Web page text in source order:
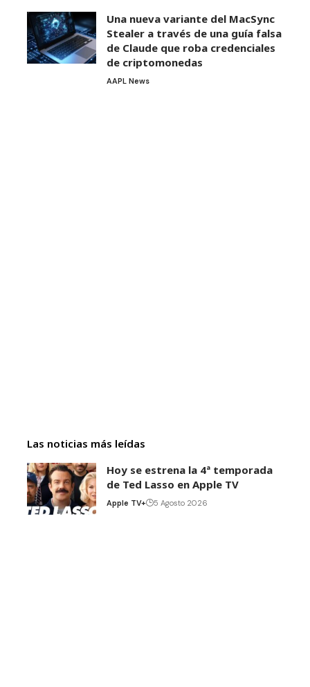
Una nueva variante del MacSync
Stealer a través de una guía falsa
de Claude que roba credenciales
de criptomonedas
AAPL News
Las noticias más leídas
Hoy se estrena la 4ª temporada
de Ted Lasso en Apple TV
Apple TV+ 5 Agosto 2026